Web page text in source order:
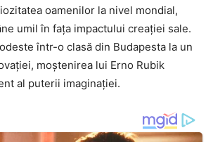
oamenilor la nivel mondial,
umil în fața impactului creației sale.
într-o clasă din Budapesta la un
moștenirea lui Erno Rubik
al puterii imaginației.